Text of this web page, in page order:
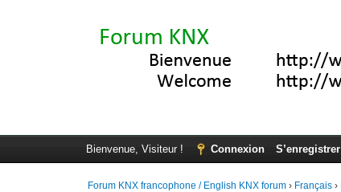
Bienvenue, Visiteur ! Connexion S’enregistrer
Forum KNX francophone / English KNX forum › Français ›